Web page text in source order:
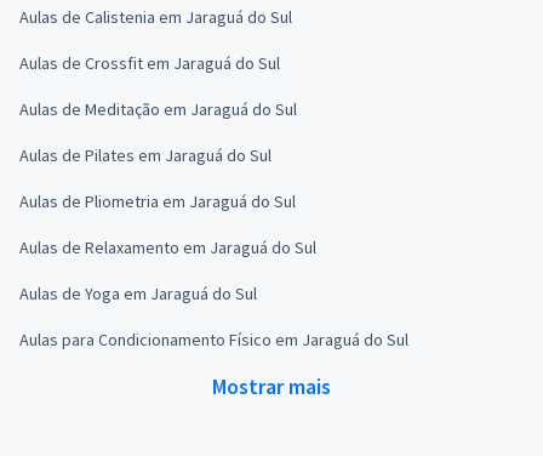
Aulas de Calistenia em Jaraguá do Sul
Aulas de Crossfit em Jaraguá do Sul
Aulas de Meditação em Jaraguá do Sul
Aulas de Pilates em Jaraguá do Sul
Aulas de Pliometria em Jaraguá do Sul
Aulas de Relaxamento em Jaraguá do Sul
Aulas de Yoga em Jaraguá do Sul
Aulas para Condicionamento Físico em Jaraguá do Sul
Mostrar mais